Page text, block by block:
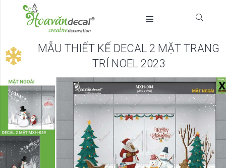
MẪU THIẾT KẾ DECAL 2 MẶT TRANG
TRÍ NOEL 2023